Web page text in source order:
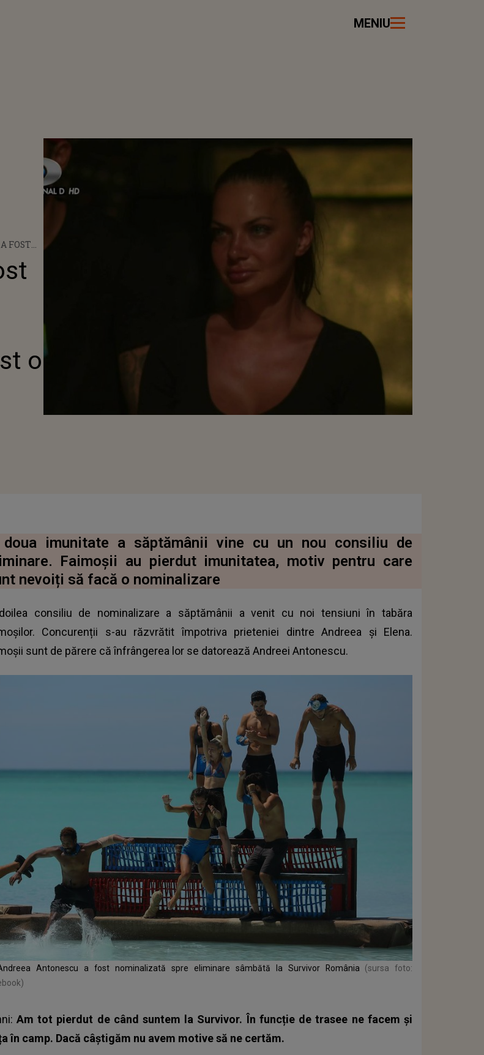
MENIU
FOST
O
o
ARTICOLUL
imunitate a săptămânii vine cu un nou consiliu de
Faimoșii au pierdut imunitatea, motiv pentru care
nevoiți să facă o nominalizare
consiliu de nominalizare a săptămânii a venit cu noi tensiuni în tabăra
Concurenții s-au răzvrătit împotriva prieteniei dintre Andreea și Elena.
sunt de părere că înfrângerea lor se datorează Andreei Antonescu.
Antonescu a fost nominalizată spre eliminare sâmbătă la Survivor România
(sursa foto:
Am tot pierdut de când suntem la Survivor. În funcție de trasee ne facem și
în camp. Dacă câștigăm nu avem motive să ne certăm.